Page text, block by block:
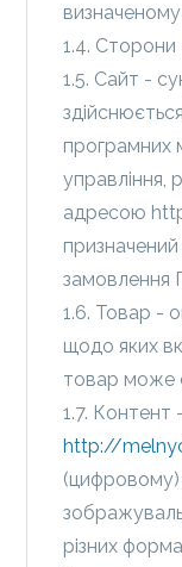
1.4. Сторони
1.5. Сайт -
програмних
управління,
адресою
замовлення
1.6. Товар -
щодо яких
товар може
1.7. Контент
http://
(цифровому)
різних